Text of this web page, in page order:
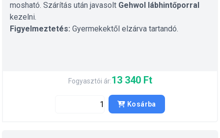
mosható. Szárítás után javasolt Gehwol lábhintőporral
kezelni.
Figyelmeztetés: Gyermekektől elzárva tartandó.
Fogyasztói ár:13 340 Ft
Kosárba